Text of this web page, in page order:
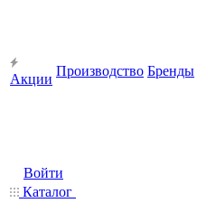
Акции
Производство Бренды
Войти
Каталог